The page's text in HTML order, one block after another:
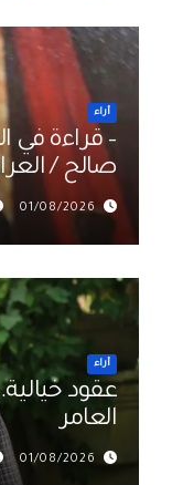
أراء
– قراءة في
صالح /
01/08/2026
أراء
العامر
01/08/2026